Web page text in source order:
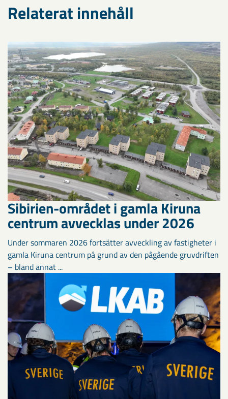
Relaterat innehåll
Sibirien-området i gamla Kiruna
centrum avvecklas under 2026
Under sommaren 2026 fortsätter avveckling av fastigheter i
gamla Kiruna centrum på grund av den pågående gruvdriften
– bland annat ...